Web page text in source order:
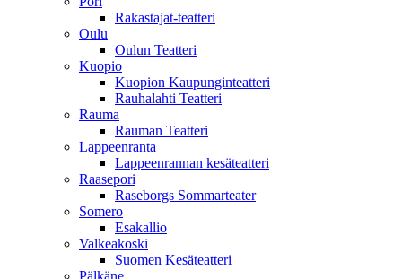
Rakastajat-teatteri
Oulu
Oulun Teatteri
Kuopio
Kuopion Kaupunginteatteri
Rauhalahti Teatteri
Rauma
Rauman Teatteri
Lappeenranta
Lappeenrannan kesäteatteri
Raasepori
Raseborgs Sommarteater
Somero
Esakallio
Valkeakoski
Suomen Kesäteatteri
Pälkäne